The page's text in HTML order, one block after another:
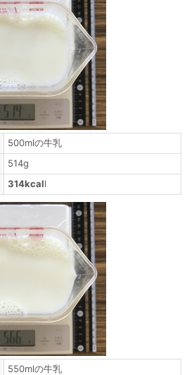
500mlの牛乳
514g
314kcall
550mlの牛乳